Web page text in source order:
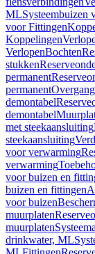
MLSysteembuizen
voor Fittingen
Koppelingen
VerlopenBochten
stukken
permanent
permanent
demontabel
demontabel
met steekaansluiting
steekaansluiting
voor verwarming
verwarming
voor buizen en
buizen en fittingen
voor buizen
muurplaten
muurplaten
drinkwater, ML